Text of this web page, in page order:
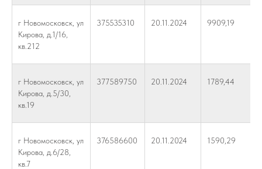
г Новомосковск, ул
Кирова, д.1/16,
кв.212
375535310 20.11.2024 9909,19
г Новомосковск, ул
Кирова, д.5/30,
кв.19
377589750 20.11.2024 1789,44
г Новомосковск, ул
Кирова, д.6/28,
кв.7
376586600 20.11.2024 1590,29